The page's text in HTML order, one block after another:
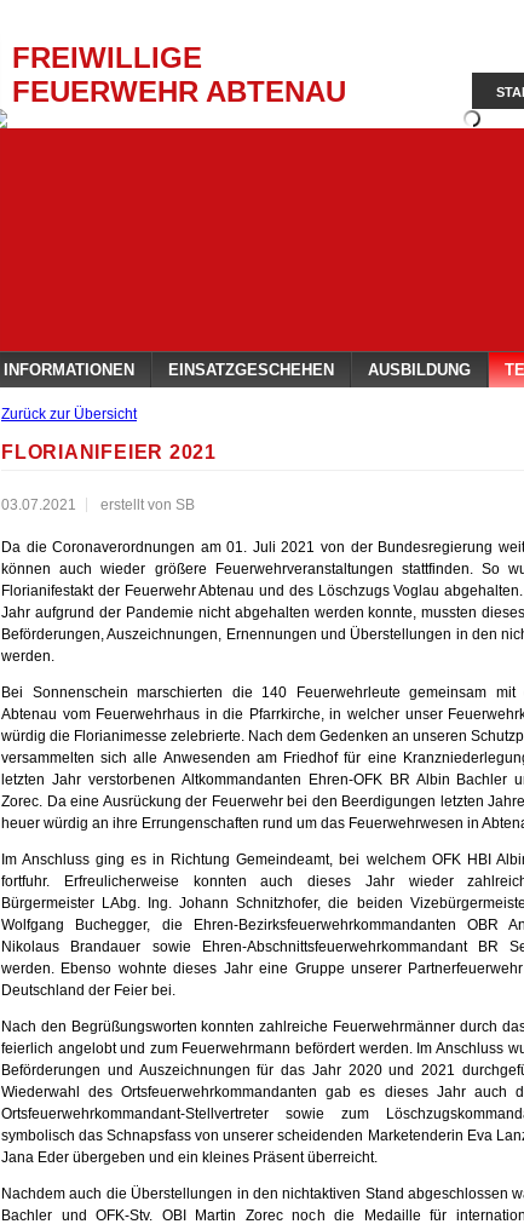
FREIWILLIGE
FEUERWEHR ABTENAU
INFORMATIONEN EINSATZGESCHEHEN AUSBILDUNG
Zurück zur Übersicht
FLORIANIFEIER 2021
03.07.2021 erstellt von SB
Da die Coronaverordnungen am 01. Juli 2021 von der Bundesregierung
können auch wieder größere Feuerwehrveranstaltungen stattfinden. So
Florianifestakt der Feuerwehr Abtenau und des Löschzugs Voglau
Jahr aufgrund der Pandemie nicht abgehalten werden konnte, mussten
Beförderungen, Auszeichnungen, Ernennungen und Überstellungen in den
werden.
Bei Sonnenschein marschierten die 140 Feuerwehrleute gemeinsam mit
Abtenau vom Feuerwehrhaus in die Pfarrkirche, in welcher unser
würdig die Florianimesse zelebrierte. Nach dem Gedenken an unseren
versammelten sich alle Anwesenden am Friedhof für eine
letzten Jahr verstorbenen Altkommandanten Ehren-OFK BR Albin Bachler
Zorec. Da eine Ausrückung der Feuerwehr bei den Beerdigungen letzten
heuer würdig an ihre Errungenschaften rund um das Feuerwehrwesen in
Im Anschluss ging es in Richtung Gemeindeamt, bei welchem OFK HBI
fortfuhr. Erfreulicherweise konnten auch dieses Jahr wieder
Bürgermeister LAbg. Ing. Johann Schnitzhofer, die beiden
Wolfgang Buchegger, die Ehren-Bezirksfeuerwehrkommandanten OBR
Nikolaus Brandauer sowie Ehren-Abschnittsfeuerwehrkommandant BR
werden. Ebenso wohnte dieses Jahr eine Gruppe unserer
Deutschland der Feier bei.
Nach den Begrüßungsworten konnten zahlreiche Feuerwehrmänner durch
feierlich angelobt und zum Feuerwehrmann befördert werden. Im Anschluss
Beförderungen und Auszeichnungen für das Jahr 2020 und 2021
Wiederwahl des Ortsfeuerwehrkommandanten gab es dieses Jahr auch
Ortsfeuerwehrkommandant-Stellvertreter sowie zum
symbolisch das Schnapsfass von unserer scheidenden Marketenderin Eva
Jana Eder übergeben und ein kleines Präsent überreicht.
Nachdem auch die Überstellungen in den nichtaktiven Stand abgeschlossen
Bachler und OFK-Stv. OBI Martin Zorec noch die Medaille für